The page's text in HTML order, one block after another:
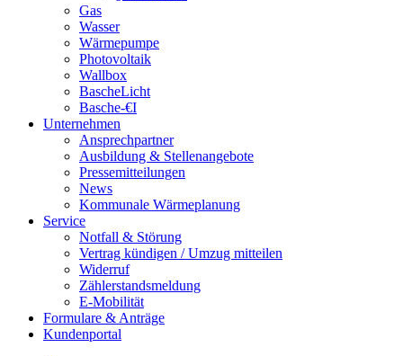
Gas
Wasser
Wärmepumpe
Photovoltaik
Wallbox
BascheLicht
Basche-€I
Unternehmen
Ansprechpartner
Ausbildung & Stellenangebote
Pressemitteilungen
News
Kommunale Wärmeplanung
Service
Notfall & Störung
Vertrag kündigen / Umzug mitteilen
Widerruf
Zählerstandsmeldung
E-Mobilität
Formulare & Anträge
Kundenportal